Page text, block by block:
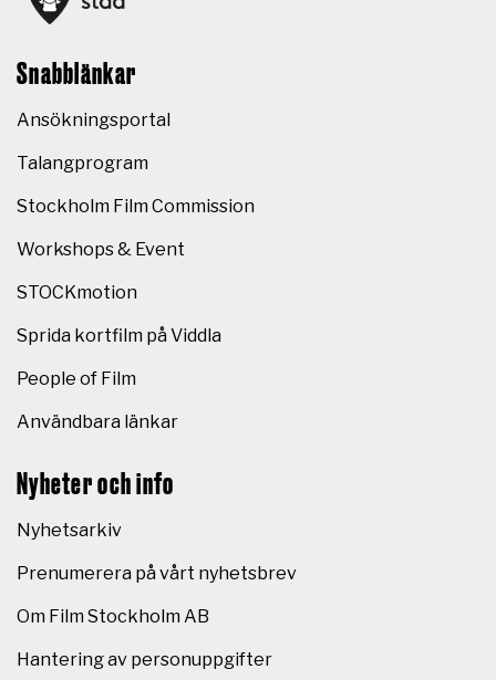
Snabblänkar
Ansökningsportal
Talangprogram
Stockholm Film Commission
Workshops & Event
STOCKmotion
Sprida kortfilm på Viddla
People of Film
Användbara länkar
Nyheter och info
Nyhetsarkiv
Prenumerera på vårt nyhetsbrev
Om Film Stockholm AB
Hantering av personuppgifter